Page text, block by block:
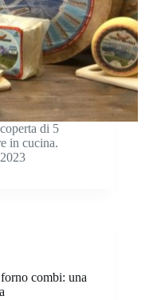
di 5
in cucina.
combi: una